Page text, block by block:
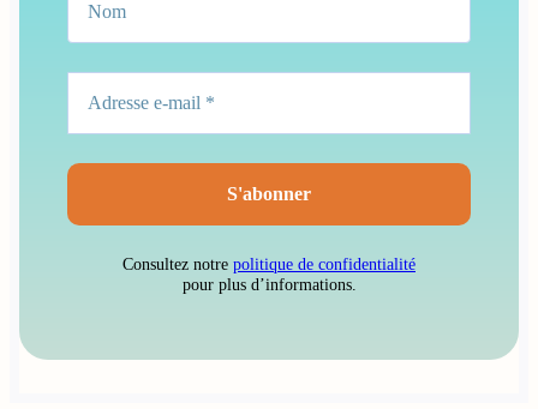
Consultez notre politique de confidentialité
pour plus d’informations.